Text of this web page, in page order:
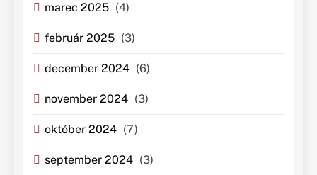
marec 2025 (4)
február 2025 (3)
december 2024 (6)
november 2024 (3)
október 2024 (7)
september 2024 (3)